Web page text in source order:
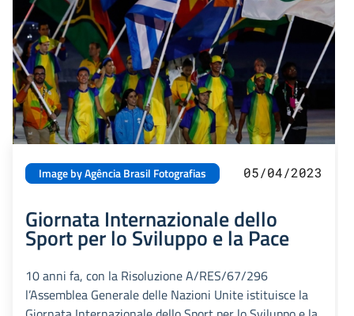
Image by Agência Brasil Fotografias 05/04/2023
Giornata Internazionale dello
Sport per lo Sviluppo e la Pace
10 anni fa, con la Risoluzione A/RES/67/296
l’Assemblea Generale delle Nazioni Unite istituisce la